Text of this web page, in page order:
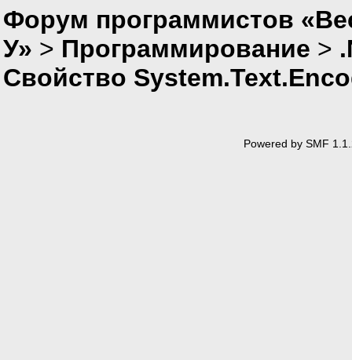
Форум программистов
У» > Программирование >
Свойство
Powered by SMF